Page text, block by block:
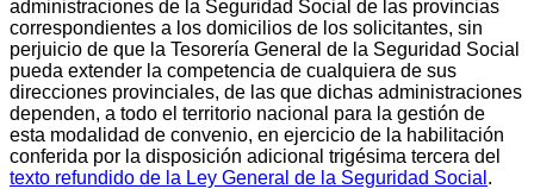
administraciones de la Seguridad Social de las provincias
correspondientes a los domicilios de los solicitantes, sin
perjuicio de que la Tesorería General de la Seguridad Social
pueda extender la competencia de cualquiera de sus
direcciones provinciales, de las que dichas administraciones
dependen, a todo el territorio nacional para la gestión de
esta modalidad de convenio, en ejercicio de la habilitación
conferida por la disposición adicional trigésima tercera del
texto refundido de la Ley General de la Seguridad Social .